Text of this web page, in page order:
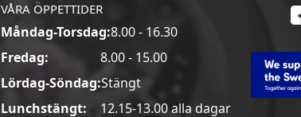
VÅRA ÖPPETTIDER
Måndag-Torsdag:8.00 - 16.30
Fredag:
8.00 - 15.00
Lördag-Söndag:Stängt
Lunchstängt:
12.15-13.00 alla dagar